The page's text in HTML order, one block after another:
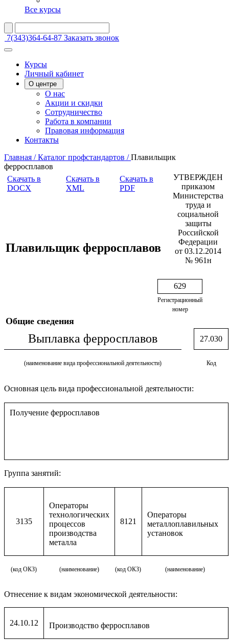
Все курсы
7(343)364-64-87 Заказать звонок
Курсы
Личный кабинет
О центре
О нас
Акции и скидки
Сотрудничество
Работа в компании
Правовая информация
Контакты
Главная /Каталог профстандартов /Плавильщик
ферросплавов
Скачать в
DOCX
Скачать в
XML
Скачать в
PDF
УТВЕРЖДЕН
приказом
Министерства
труда и
социальной
защиты
Российской
Федерации
от 03.12.2014
№ 961н
Плавильщик ферросплавов
629
Регистрационный
номер
Общие сведения
Выплавка ферросплавов 27.030
(наименование вида профессиональной деятельности) Код
Основная цель вида профессиональной деятельности:
Получение ферросплавов
Группа занятий:
3135
Операторы
технологических
процессов
производства
металла
8121
Операторы
металлоплавильных
установок
(код ОКЗ) (наименование) (код ОКЗ) (наименование)
Отнесение к видам экономической деятельности:
24.10.12 Производство ферросплавов